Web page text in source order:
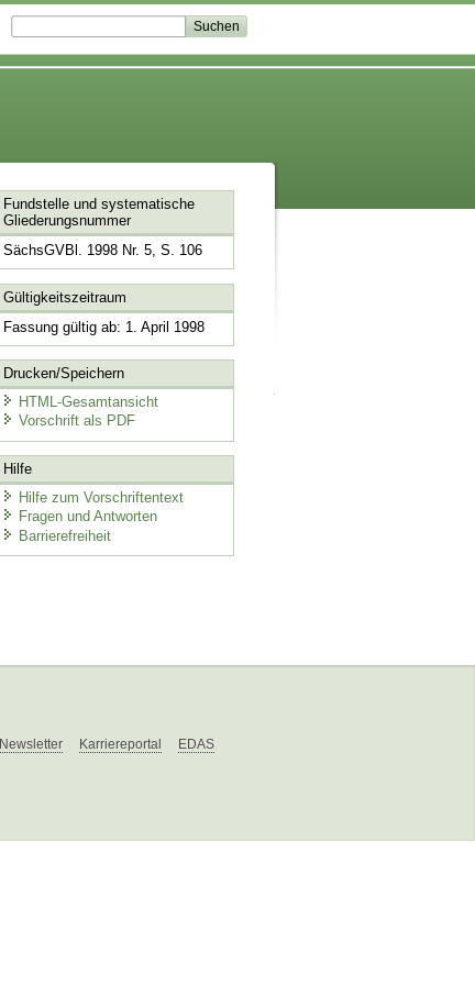
Fundstelle und systematische
Gliederungsnummer
SächsGVBl. 1998 Nr. 5, S. 106
Gültigkeitszeitraum
Fassung gültig ab: 1. April 1998
Drucken/Speichern
HTML-Gesamtansicht
Vorschrift als PDF
Hilfe
Hilfe zum Vorschriftentext
Fragen und Antworten
Barrierefreiheit
Newsletter Karriereportal EDAS